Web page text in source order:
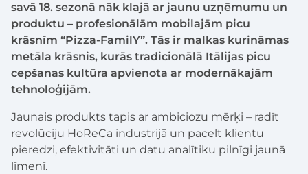
savā 18. sezonā nāk klajā ar jaunu uzņēmumu un
produktu – profesionālām mobilajām picu
krāsnīm “Pizza-FamilY”. Tās ir malkas kurināmas
metāla krāsnis, kurās tradicionālā Itālijas picu
cepšanas kultūra apvienota ar modernākajām
tehnoloģijām.
Jaunais produkts tapis ar ambiciozu mērķi – radīt
revolūciju HoReCa industrijā un pacelt klientu
pieredzi, efektivitāti un datu analītiku pilnīgi jaunā
līmenī.